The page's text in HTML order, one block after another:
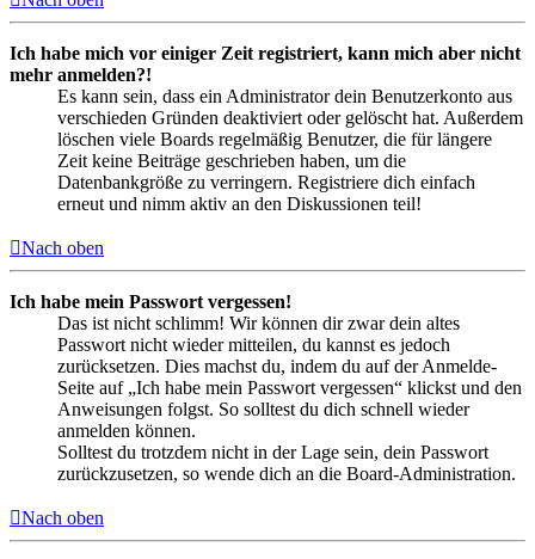
Ich habe mich vor einiger Zeit registriert, kann mich aber nicht
mehr anmelden?!
Es kann sein, dass ein Administrator dein Benutzerkonto aus
verschieden Gründen deaktiviert oder gelöscht hat. Außerdem
löschen viele Boards regelmäßig Benutzer, die für längere
Zeit keine Beiträge geschrieben haben, um die
Datenbankgröße zu verringern. Registriere dich einfach
erneut und nimm aktiv an den Diskussionen teil!
Nach oben
Ich habe mein Passwort vergessen!
Das ist nicht schlimm! Wir können dir zwar dein altes
Passwort nicht wieder mitteilen, du kannst es jedoch
zurücksetzen. Dies machst du, indem du auf der Anmelde-
Seite auf „Ich habe mein Passwort vergessen“ klickst und den
Anweisungen folgst. So solltest du dich schnell wieder
anmelden können.
Solltest du trotzdem nicht in der Lage sein, dein Passwort
zurückzusetzen, so wende dich an die Board-Administration.
Nach oben